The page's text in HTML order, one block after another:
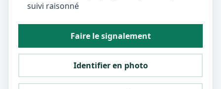
suivi raisonné
Faire le signalement
Identifier en photo